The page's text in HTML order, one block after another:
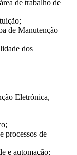
de trabalho de
de Manutenção
dos
Eletrónica,
processos de
e automação;